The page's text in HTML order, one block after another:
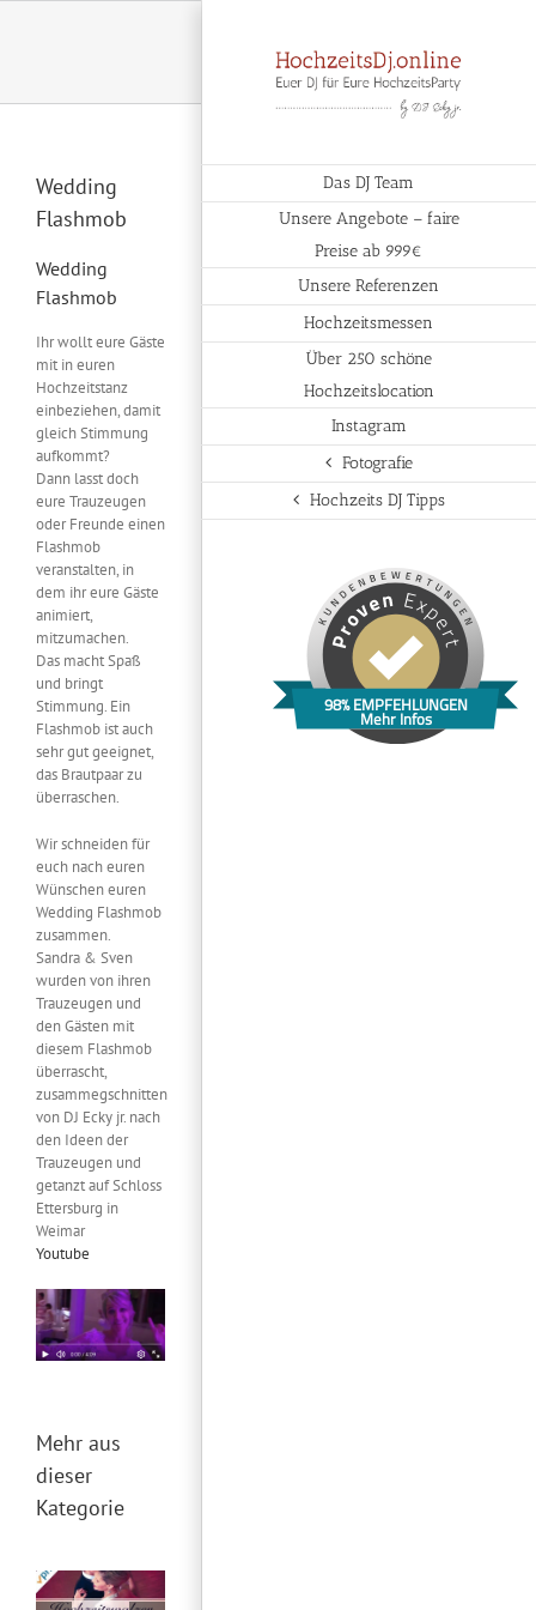
Das DJ Team
Unsere Angebote – faire
Preise ab 999€
Unsere Referenzen
Hochzeitsmessen
Über 250 schöne
Hochzeitslocation
Instagram
Fotografie
Hochzeits DJ Tipps
98% EMPFEHLUNGEN
Mehr Infos
Wedding
Flashmob
Wedding
Flashmob
Ihr wollt eure Gäste
mit in euren
Hochzeitstanz
einbeziehen, damit
gleich Stimmung
aufkommt?
Dann lasst doch
eure Trauzeugen
oder Freunde einen
Flashmob
veranstalten, in
dem ihr eure Gäste
animiert,
mitzumachen.
Das macht Spaß
und bringt
Stimmung. Ein
Flashmob ist auch
sehr gut geeignet,
das Brautpaar zu
überraschen.
Wir schneiden für
euch nach euren
Wünschen euren
Wedding Flashmob
zusammen.
Sandra & Sven
wurden von ihren
Trauzeugen und
den Gästen mit
diesem Flashmob
überrascht,
zusammegschnitten
von DJ Ecky jr. nach
den Ideen der
Trauzeugen und
getanzt auf Schloss
Ettersburg in
Weimar
Youtube
Mehr aus
dieser
Kategorie